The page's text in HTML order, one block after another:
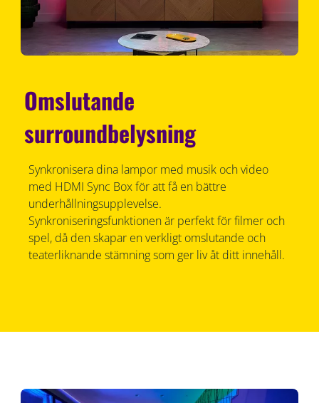
Omslutande
surroundbelysning
Synkronisera dina lampor med musik och video
med HDMI Sync Box för att få en bättre
underhållningsupplevelse.
Synkroniseringsfunktionen är perfekt för filmer och
spel, då den skapar en verkligt omslutande och
teaterliknande stämning som ger liv åt ditt innehåll.